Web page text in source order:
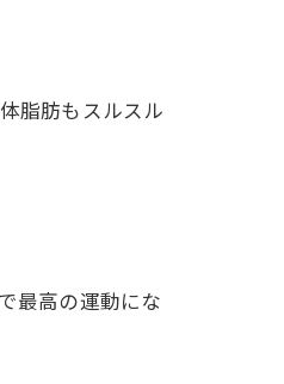
脂肪もスルスル
最高の運動にな